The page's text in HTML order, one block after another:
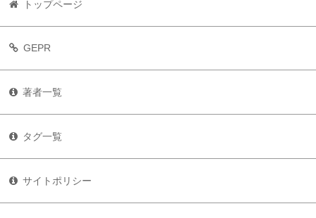
トップページ
GEPR
著者一覧
タグ一覧
サイトポリシー